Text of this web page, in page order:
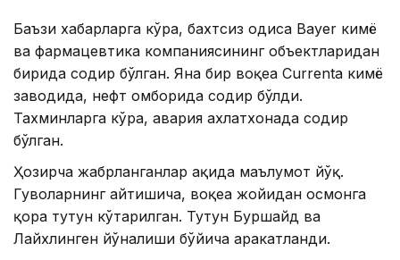
Баъзи хабарларга кўра, бахтсиз ҳодиса Bayer кимё
ва фармацевтика компаниясининг объектларидан
бирида содир бўлган. Яна бир воқеа Currenta кимё
заводида, нефт омборида содир бўлди.
Тахминларга кўра, авария ахлатхонада содир
бўлган.
Ҳозирча жабрланганлар ҳақида маълумот йўқ.
Гувоҳларнинг айтишича, воқеа жойидан осмонга
қора тутун кўтарилган. Тутун Буршайд ва
Лайхлинген йўналиши бўйича ҳаракатланди.